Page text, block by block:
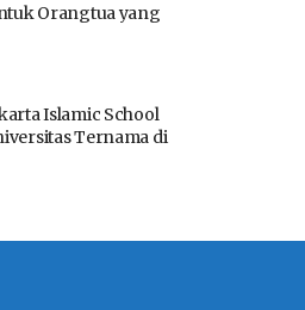
Orangtua yang
Islamic School
Ternama di